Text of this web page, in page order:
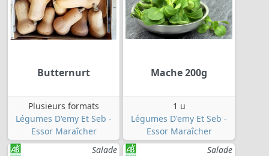
Butternurt
Plusieurs formats
Légumes D'emy Et Seb -
Essor Maraîcher
Mache 200g
1 u
Légumes D'emy Et Seb -
Essor Maraîcher
Salade
Salade